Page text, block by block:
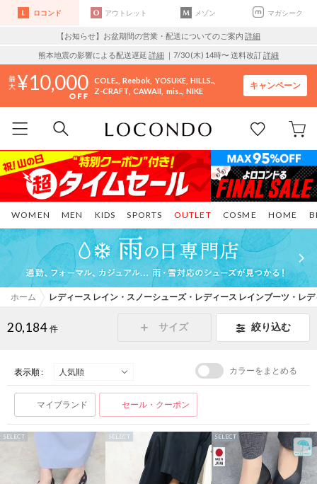
ロコンド アウトレット メゾン マガシーク
【お知らせ】お盆期間の営業・配送についてのご案内 詳細
熊本地震の影響による配送遅延 詳細 ｜7/30 (木) 14時〜 送料改訂詳細
10,000 COLE.. Reebok YOSUKE HILLS..
Z-CRAFT CAWAII mis.. NIKE
キャンペーン
WOMEN MEN KIDS SPORTS COSME HOME
OUTLET
ホーム レディース レイン・スノーシューズ・レディース レインブーツ・レ
20,184 件 サイズ 絞り込む
表示順 : カラーをまとめる
マイブランド セール・クーポン
SELECT SELECT SELECT